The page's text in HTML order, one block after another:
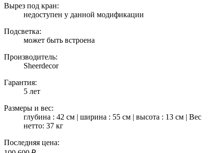
Вырез под кран:
недоступен у данной модификации
Подсветка:
может быть встроена
Производитель:
Sheerdecor
Гарантия:
5 лет
Размеры и вес:
глубина : 42 см | ширина : 55 см | высота : 13 см | Вес
нетто: 37 кг
Последняя цена: